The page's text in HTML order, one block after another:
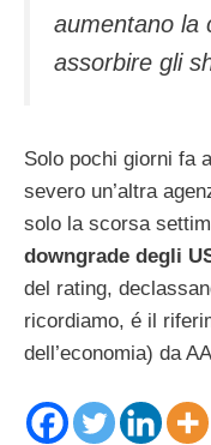
aumentano la
assorbire gli
Solo pochi giorni fa
severo un’altra
solo la scorsa
downgrade degli
del rating,
ricordiamo, é il
dell’economia) da